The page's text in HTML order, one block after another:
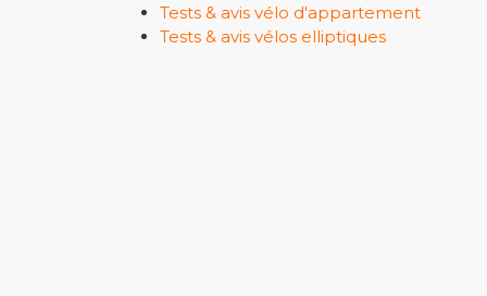
Tests & avis vélo d'appartement
Tests & avis vélos elliptiques